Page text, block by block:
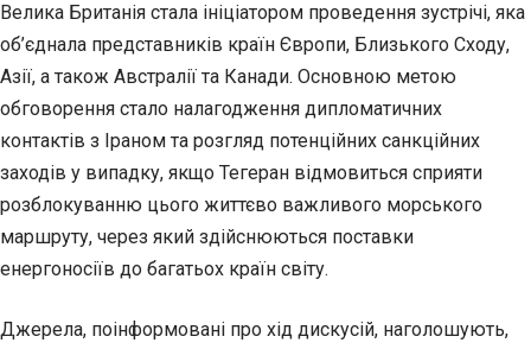
Велика Британія стала ініціатором проведення зустрічі, яка
об’єднала представників країн Європи, Близького Сходу,
Азії, а також Австралії та Канади. Основною метою
обговорення стало налагодження дипломатичних
контактів з Іраном та розгляд потенційних санкційних
заходів у випадку, якщо Тегеран відмовиться сприяти
розблокуванню цього життєво важливого морського
маршруту, через який здійснюються поставки
енергоносіїв до багатьох країн світу.
Джерела, поінформовані про хід дискусій, наголошують,